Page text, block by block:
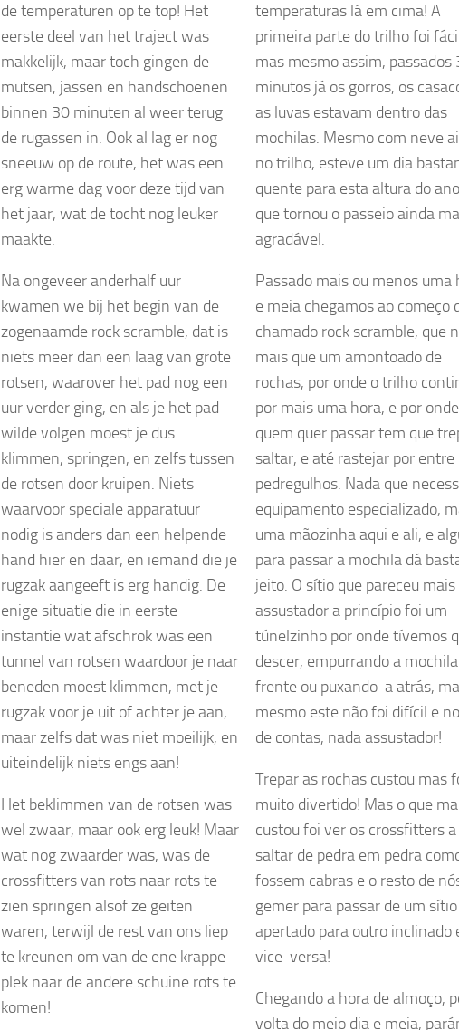
de temperaturen op te top! Het
eerste deel van het traject was
makkelijk, maar toch gingen de
mutsen, jassen en handschoenen
binnen 30 minuten al weer terug
de rugassen in. Ook al lag er nog
sneeuw op de route, het was een
erg warme dag voor deze tijd van
het jaar, wat de tocht nog leuker
maakte.
Na ongeveer anderhalf uur
kwamen we bij het begin van de
zogenaamde rock scramble, dat is
niets meer dan een laag van grote
rotsen, waarover het pad nog een
uur verder ging, en als je het pad
wilde volgen moest je dus
klimmen, springen, en zelfs tussen
de rotsen door kruipen. Niets
waarvoor speciale apparatuur
nodig is anders dan een helpende
hand hier en daar, en iemand die je
rugzak aangeeft is erg handig. De
enige situatie die in eerste
instantie wat afschrok was een
tunnel van rotsen waardoor je naar
beneden moest klimmen, met je
rugzak voor je uit of achter je aan,
maar zelfs dat was niet moeilijk, en
uiteindelijk niets engs aan!
Het beklimmen van de rotsen was
wel zwaar, maar ook erg leuk! Maar
wat nog zwaarder was, was de
crossfitters van rots naar rots te
zien springen alsof ze geiten
waren, terwijl de rest van ons liep
te kreunen om van de ene krappe
plek naar de andere schuine rots te
komen!
temperaturas lá em cima! A
primeira parte do trilho foi
mas mesmo assim, passados
minutos já os gorros, os
as luvas estavam dentro das
mochilas. Mesmo com neve
no trilho, esteve um dia
quente para esta altura do
que tornou o passeio ainda
agradável.
Passado mais ou menos uma
e meia chegamos ao começo
chamado rock scramble, que
mais que um amontoado de
rochas, por onde o trilho
por mais uma hora, e por onde
quem quer passar tem que
saltar, e até rastejar por entre
pedregulhos. Nada que
equipamento especializado,
uma mãozinha aqui e ali, e
para passar a mochila dá
jeito. O sítio que pareceu mais
assustador a princípio foi um
túnelzinho por onde tívemos
descer, empurrando a
frente ou puxando-a atrás,
mesmo este não foi difícil e
de contas, nada assustador!
Trepar as rochas custou mas
muito divertido! Mas o que
custou foi ver os crossfitters a
saltar de pedra em pedra
fossem cabras e o resto de
gemer para passar de um sítio
apertado para outro inclinado
vice-versa!
Chegando a hora de almoço,
volta do meio dia e meia,